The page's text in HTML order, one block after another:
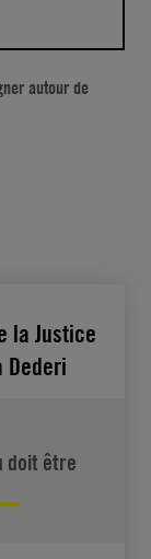
de
Aminu,
a
la tenue
formé
autour de
la Justice
Dederi
doit être